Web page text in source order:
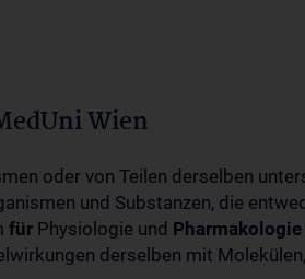
Wien
oder von Teilen derselben
und Substanzen, die
für Physiologie und Pharmakologie
derselben mit